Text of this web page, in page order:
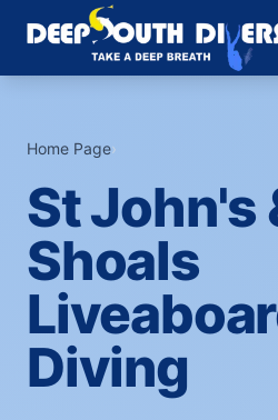
Home Page›
St John's
Shoals
Diving